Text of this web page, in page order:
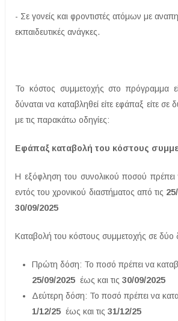
- Σε γονείς και φροντιστές ατόμων με
εκπαιδευτικές ανάγκες.
Το κόστος συμμετοχής στο πρόγραμμα
δύναται να καταβληθεί είτε εφάπαξ είτε
με τις παρακάτω οδηγίες:
Εφάπαξ καταβολή του κόστους
Η εξόφληση του συνολικού ποσού πρέπει
εντός του χρονικού διαστήματος από τις
30/09/2025
Καταβολή του κόστους συμμετοχής σε δύο
Πρώτη δόση: Το ποσό πρέπει να
25/09/2025 έως και τις 30/09/2025
Δεύτερη δόση: Το ποσό πρέπει να
1/12/25 έως και τις 31/12/25